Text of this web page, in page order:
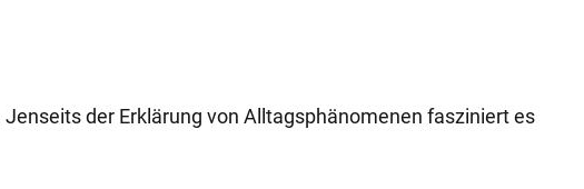
der Erklärung von Alltagsphänomenen fasziniert es